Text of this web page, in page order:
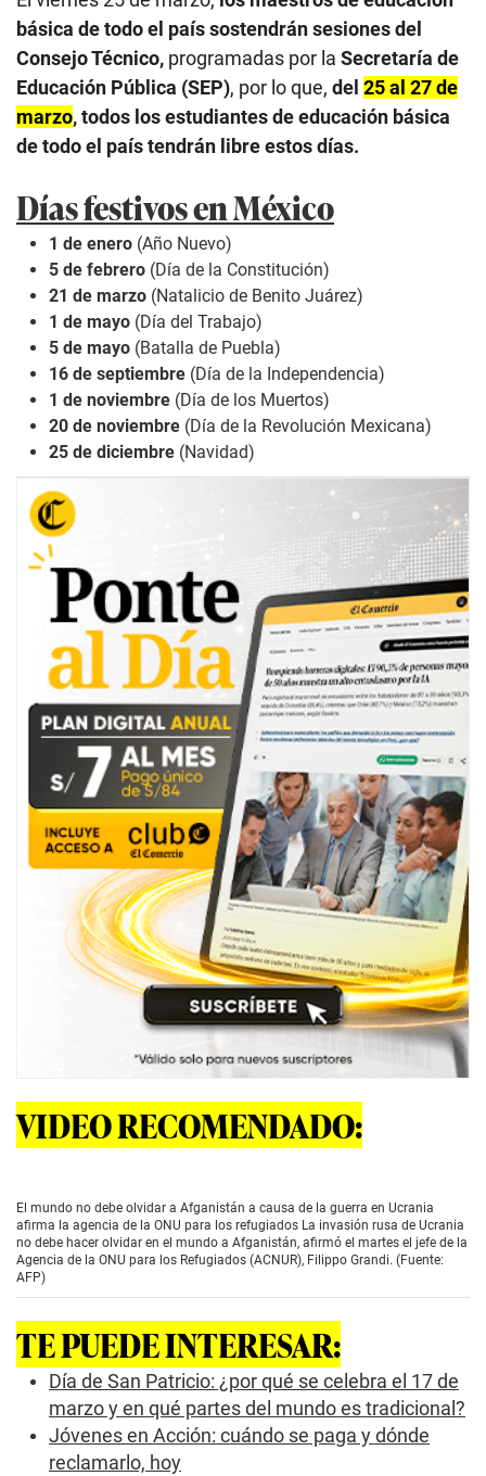
básica de todo el país sostendrán sesiones del
Consejo Técnico, programadas por la Secretaría de
Educación Pública (SEP), por lo que, del 25 al 27 de
marzo, todos los estudiantes de educación básica
de todo el país tendrán libre estos días.
Días festivos en México
1 de enero (Año Nuevo)
5 de febrero (Día de la Constitución)
21 de marzo (Natalicio de Benito Juárez)
1 de mayo (Día del Trabajo)
5 de mayo (Batalla de Puebla)
16 de septiembre (Día de la Independencia)
1 de noviembre (Día de los Muertos)
20 de noviembre (Día de la Revolución Mexicana)
25 de diciembre (Navidad)
VIDEO RECOMENDADO:
El mundo no debe olvidar a Afganistán a causa de la guerra en Ucrania
afirma la agencia de la ONU para los refugiados La invasión rusa de Ucrania
no debe hacer olvidar en el mundo a Afganistán, afirmó el martes el jefe de la
Agencia de la ONU para los Refugiados (ACNUR), Filippo Grandi. (Fuente:
AFP)
TE PUEDE INTERESAR:
Día de San Patricio: ¿por qué se celebra el 17 de
marzo y en qué partes del mundo es tradicional?
Jóvenes en Acción: cuándo se paga y dónde
reclamarlo, hoy